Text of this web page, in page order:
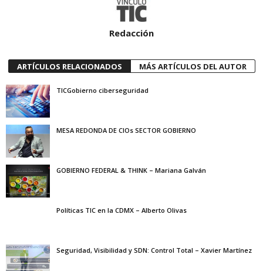
Redacción
ARTÍCULOS RELACIONADOS MÁS ARTÍCULOS DEL AUTOR
TICGobierno ciberseguridad
MESA REDONDA DE CIOs SECTOR GOBIERNO
GOBIERNO FEDERAL & THINK – Mariana Galván
Políticas TIC en la CDMX – Alberto Olivas
Seguridad, Visibilidad y SDN: Control Total – Xavier Martínez